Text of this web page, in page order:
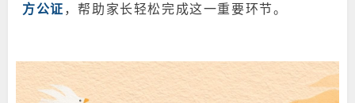
方公证 ，帮助家长轻松完成这一重要环节。